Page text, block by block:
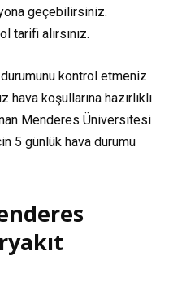
geçebilirsiniz.
tarifi alırsınız.
kontrol etmeniz
koşullarına hazırlıklı
Menderes Üniversitesi
5 günlük hava durumu